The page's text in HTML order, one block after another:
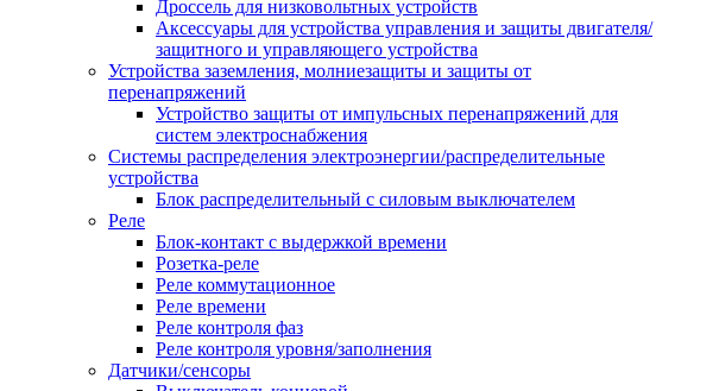
Дроссель для низковольтных устройств
Аксессуары для устройства управления и защиты двигателя/
защитного и управляющего устройства
Устройства заземления, молниезащиты и защиты от
перенапряжений
Устройство защиты от импульсных перенапряжений для
систем электроснабжения
Системы распределения электроэнергии/распределительные
устройства
Блок распределительный с силовым выключателем
Реле
Блок-контакт с выдержкой времени
Розетка-реле
Реле коммутационное
Реле времени
Реле контроля фаз
Реле контроля уровня/заполнения
Датчики/сенсоры